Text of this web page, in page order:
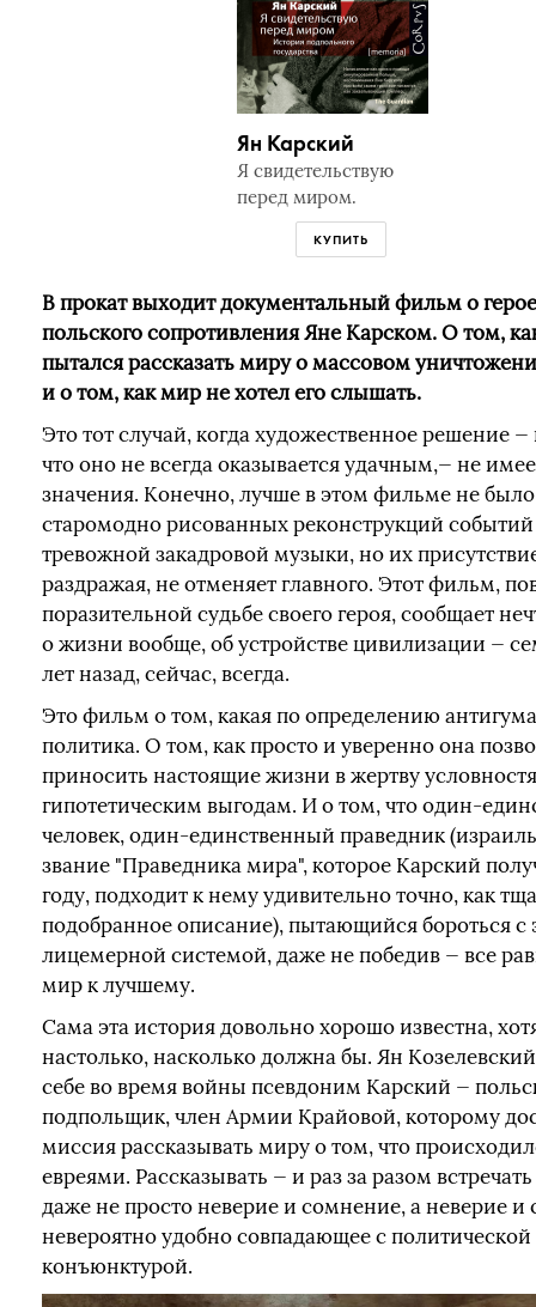
Ян Карский
Я свидетельствую
перед миром.
КУПИТЬ
В прокат выходит документальный фильм о герое
польского сопротивления Яне Карском. О том,
пытался рассказать миру о массовом
и о том, как мир не хотел его слышать.
Это тот случай, когда художественное решение —
что оно не всегда оказывается удачным,— не
значения. Конечно, лучше в этом фильме не
старомодно рисованных реконструкций
тревожной закадровой музыки, но их
раздражая, не отменяет главного. Этот фильм,
поразительной судьбе своего героя, сообщает
о жизни вообще, об устройстве цивилизации —
лет назад, сейчас, всегда.
Это фильм о том, какая по определению
политика. О том, как просто и уверенно она
приносить настоящие жизни в жертву
гипотетическим выгодам. И о том, что один-
человек, один-единственный праведник
звание "Праведника мира", которое Карский
году, подходит к нему удивительно точно, как
подобранное описание), пытающийся бороться с
лицемерной системой, даже не победив — все
мир к лучшему.
Сама эта история довольно хорошо известна,
настолько, насколько должна бы. Ян
себе во время войны псевдоним Карский —
подпольщик, член Армии Крайовой, которому
миссия рассказывать миру о том, что
евреями. Рассказывать — и раз за разом встречать
даже не просто неверие и сомнение, а неверие и
невероятно удобно совпадающее с политической
конъюнктурой.